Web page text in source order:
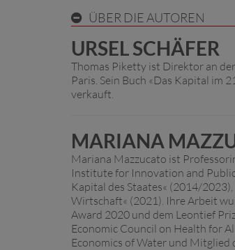
ÜBER DIE AUTOREN
URSEL SCHÄFER
Thomas Piketty ist Direktor an
Paris. Sein Buch «Das Kapital im
verkauft.
MARIANA
Mariana Mazzucato ist
Institute for Innovation and
Kapital des Staates« (2014/
Wirtschaft« (2021). Ihre Arbeit
Award 2020 und dem Leontief
Economic Council on Health for
Economics of Water und Mitglied